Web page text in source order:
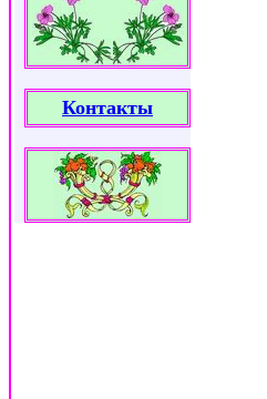
Контакты